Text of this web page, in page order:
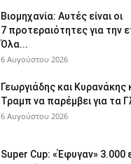
Βιομηχανία: Αυτές είναι οι
7 προτεραιότητες για την
Όλα...
6 Αυγούστου 2026
Γεωργιάδης και Κυρανάκης
Τραμπ να παρέμβει για τα
6 Αυγούστου 2026
Super Cup: «Έφυγαν» 3.000